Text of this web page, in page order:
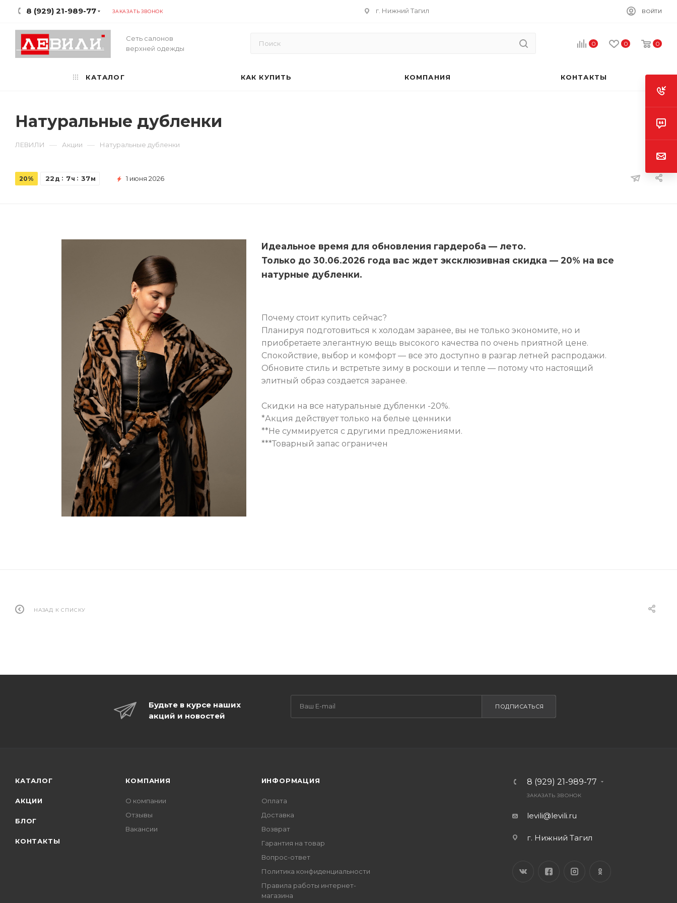
8 (929) 21-989-77 ЗАКАЗАТЬ ЗВОНОК г. Нижний Тагил ВОЙТИ
Сеть салонов
верхней одежды
0 0 0
КАТАЛОГ КАК КУПИТЬ КОМПАНИЯ КОНТАКТЫ
Натуральные дубленки
ЛЕВИЛИ — Акции — Натуральные дубленки
20% 22 д 7ч 37м 1 июня 2026
Идеальное время для обновления гардероба — лето.
Только до 30.06.2026 года вас ждет эксклюзивная скидка — 20% на все
натурные дубленки.
Почему стоит купить сейчас?
Планируя подготовиться к холодам заранее, вы не только экономите, но и
приобретаете элегантную вещь высокого качества по очень приятной цене.
Спокойствие, выбор и комфорт — все это доступно в разгар летней распродажи.
Обновите стиль и встретьте зиму в роскоши и тепле — потому что настоящий
элитный образ создается заранее.
Скидки на все натуральные дубленки -20%.
*Акция действует только на белые ценники
**Не суммируется с другими предложениями.
***Товарный запас ограничен
НАЗАД К СПИСКУ
Будьте в курсе наших
акций и новостей
ПОДПИСАТЬСЯ
КАТАЛОГ
АКЦИИ
БЛОГ
КОНТАКТЫ
КОМПАНИЯ
О компании
Отзывы
Вакансии
ИНФОРМАЦИЯ
Оплата
Доставка
Возврат
Гарантия на товар
Вопрос-ответ
Политика конфиденциальности
Правила работы интернет-
магазина
8 (929) 21-989-77
ЗАКАЗАТЬ ЗВОНОК
levili@levili.ru
г. Нижний Тагил